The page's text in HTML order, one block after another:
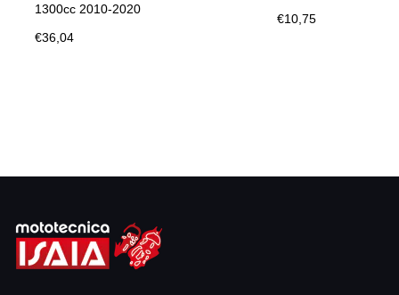
1300cc 2010-2020
€36,04
€10,75